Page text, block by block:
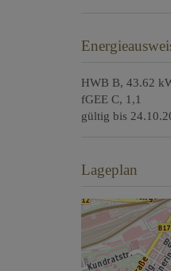
HWB B, 43.62
fGEE C, 1,1
gültig bis
Lageplan